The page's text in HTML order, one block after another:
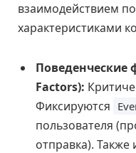
взаимодействием
характеристиками
Поведенческие
Factors):
Фиксируются
пользователя
отправка).